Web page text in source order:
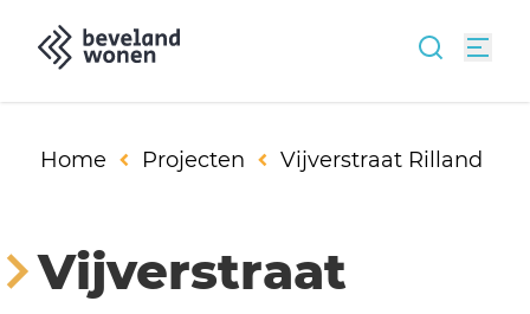
Home Projecten Vijverstraat Rilland
Vijverstraat